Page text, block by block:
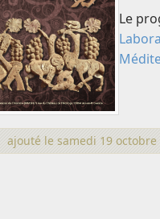
Le
ajouté le samedi 19 octobre